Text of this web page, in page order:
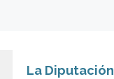
La Diputación